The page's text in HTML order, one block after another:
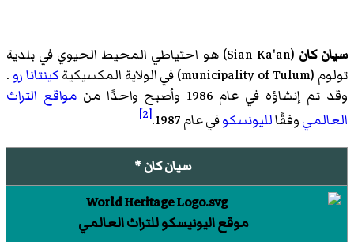
سيان كان (Sian Ka'an) هو احتياطي المحيط الحيوي في بلدية
تولوم (municipality of Tulum) في الولاية المكسيكية كينتانا رو .
وقد تم إنشاؤه في عام 1986 وأصبح واحدًا من
مواقع التراث
العالميوفقًالليونسكوفي عام 1987. [2]
سيان كان *
موقع اليونيسكو للتراث العالمي